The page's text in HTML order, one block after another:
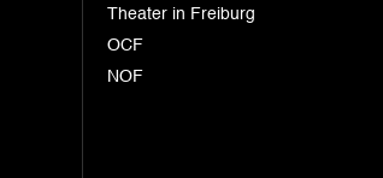
Theater in Freiburg
OCF
NOF